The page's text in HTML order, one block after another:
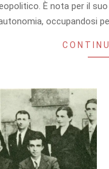
È nota per il
occupandosi